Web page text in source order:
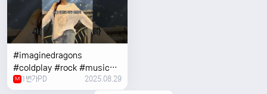
#imaginedragons
#coldplay #rock #music
#concert
M 1번가PD 2025.08.29